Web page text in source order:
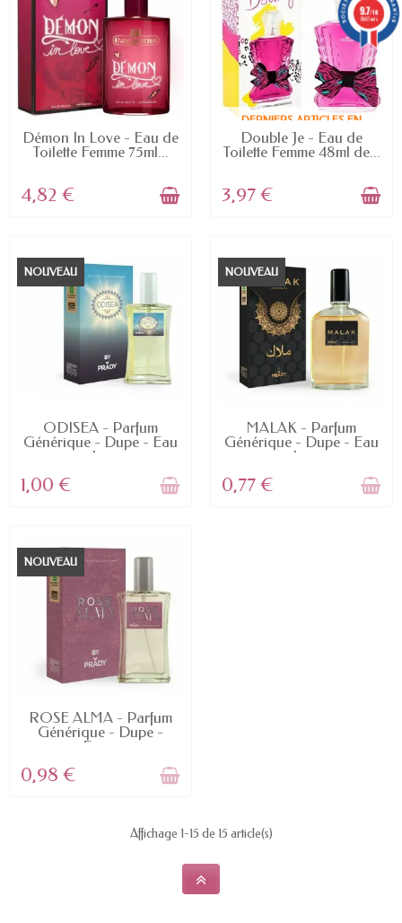
EN STOCK
Démon In Love - Eau de
Toilette Femme 75ml...
4,82 €
DERNIERS ARTICLES EN
STOCK
Double Je - Eau de
Toilette Femme 48ml de...
3,97 €
NOUVEAU
RUPTURE DE STOCK
ODISEA - Parfum
Générique - Dupe - Eau
de...
1,00 €
NOUVEAU
RUPTURE DE STOCK
MALAK - Parfum
Générique - Dupe - Eau
de...
0,77 €
NOUVEAU
RUPTURE DE STOCK
ROSE ALMA - Parfum
Générique - Dupe -
Eau...
0,98 €
Affichage 1-15 de 15 article(s)
9.7/10
5887 avis